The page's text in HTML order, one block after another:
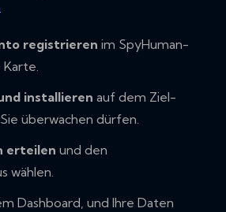
.
registrieren im SpyHuman-
installieren auf dem Ziel-
überwachen dürfen.
erteilen und den
wählen.
Dashboard, und Ihre Daten